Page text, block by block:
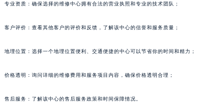
专业资质：确保选择的维修中心拥有合法的营业执照和专业的技术团队；
客户评价：查看其他客户的评价和反馈，了解该中心的信誉和服务质量；
地理位置：选择一个地理位置便利、交通便捷的中心可以节省你的时间和精力；
价格透明：询问详细的维修费用和服务项目内容，确保价格透明合理；
售后服务：了解该中心的售后服务政策和时间保障情况。